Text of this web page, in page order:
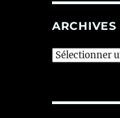
ARCHIVES
Archives